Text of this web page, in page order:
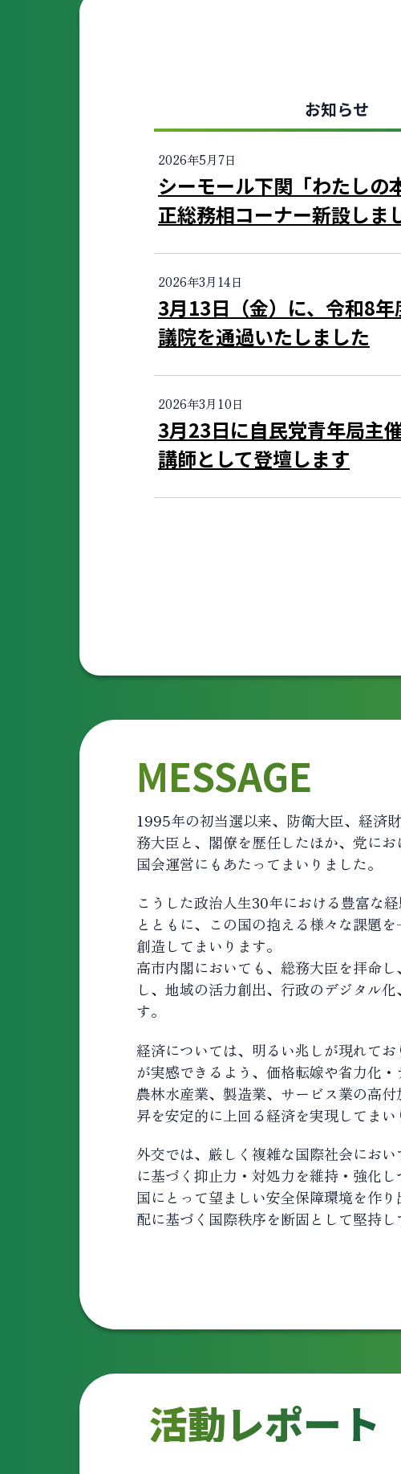
お知らせ
2026年5月7日
シーモール下関「わたしの
正総務相コーナー新設しま
2026年3月14日
3月13日（金）に、令和8
議院を通過いたしました
2026年3月10日
3月23日に自民党青年局主
講師として登壇します
MESSAGE
1995年の初当選以来、防衛大臣、経済
務大臣と、閣僚を歴任したほか、党に
国会運営にもあたってまいりました。
こうした政治人生30年における豊富な
とともに、この国の抱える様々な課題
創造してまいります。
高市内閣においても、総務大臣を拝命
し、地域の活力創出、行政のデジタル
す。
経済については、明るい兆しが現れて
が実感できるよう、価格転嫁や省力化
農林水産業、製造業、サービス業の高
昇を安定的に上回る経済を実現してまい
外交では、厳しく複雑な国際社会にお
に基づく抑止力・対処力を維持・強化
国にとって望ましい安全保障環境を作
配に基づく国際秩序を断固として堅持し
活動レポート